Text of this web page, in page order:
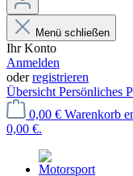
Menü schließen
Ihr Konto
Anmelden
oderregistrieren
Übersicht Persönliches
0,00 € Warenkorb
0,00 €.